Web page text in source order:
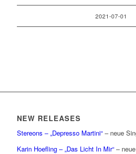
2021-07-01
NEW RELEASES
Stereons – „Depresso Martini“– neue
Karin Hoefling – „Das Licht In Mir“–